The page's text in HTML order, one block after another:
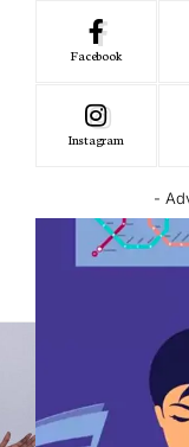
Facebook
Instagram
-